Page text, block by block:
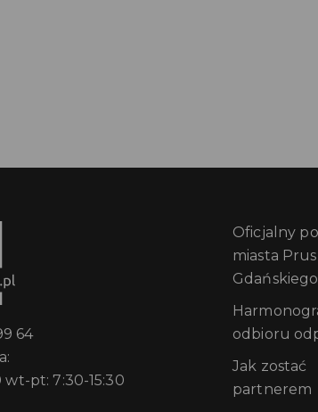
64
wt-pt: 7:30-15:30
Oficjalny
miasta
Gdańskiego
odbioru
Jak zostać
partnerem